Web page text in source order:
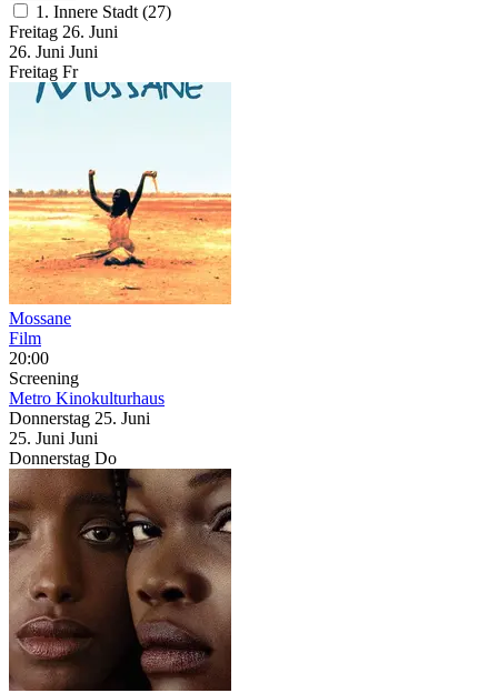
1. Innere Stadt (27)
Freitag 26. Juni
26. Juni Juni
Freitag Fr
Mossane
Film
20:00
Screening
Metro Kinokulturhaus
Donnerstag 25. Juni
25. Juni Juni
Donnerstag Do